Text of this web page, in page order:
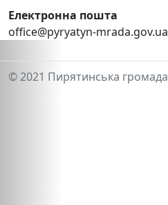
Електронна пошта
office@pyryatyn-mrada.gov.ua
© 2021 Пирятинська громада